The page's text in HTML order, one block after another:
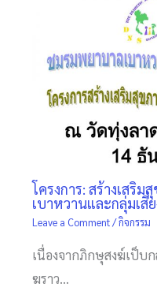
โครงการ: สร้างเสริ
เบาหวานและกลุ่มเสี่
Leave a Comment/กิจกรรม
เนื่องจากภิกษุสงฆ์เป็บ
ฆราว…